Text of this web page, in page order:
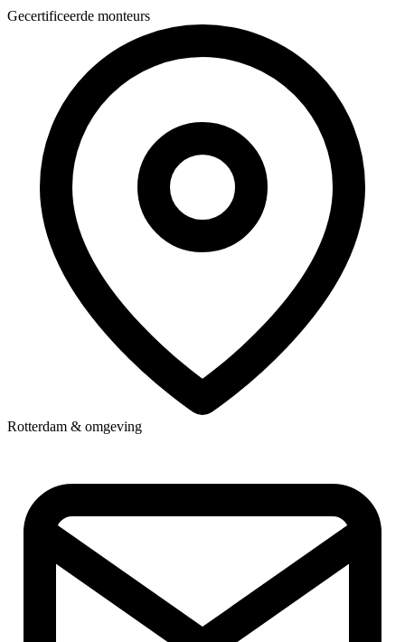
Gecertificeerde monteurs
Rotterdam & omgeving